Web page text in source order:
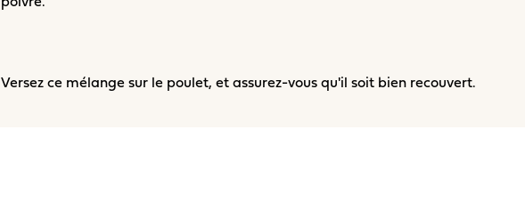
Versez ce mélange sur le poulet, et assurez-vous qu'il soit bien recouvert.